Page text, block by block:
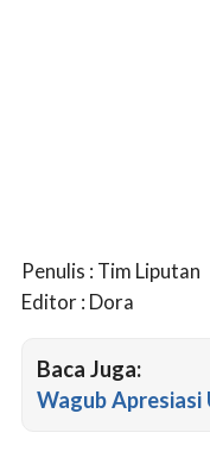
Penulis : Tim Liputan
Editor : Dora
Baca Juga:
Wagub Apresiasi